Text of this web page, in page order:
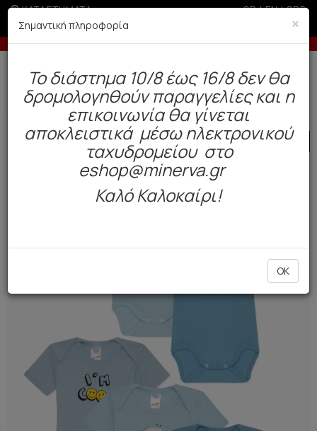
ΚΑΤΑΣΤΗΜΑΤΑ GR|EN|SRB
-10% σε παραγγελίες άνω των 200€
Δωρεάν αποστολή άνω των 49€. Παράδοση σε 3-5 εργάσιμες.
Παιδί Βρέφος Αγόρι Εσώρουχα
SALE
×
Σημαντική πληροφορία
To διάστημα 10/8 έως 16/8 δεν θα
δρομολογηθούν παραγγελίες και η
επικοινωνία θα γίνεται
αποκλειστικά μέσω ηλεκτρονικού
ταχυδρομείου στο
eshop@minerva.gr
Καλό Καλοκαίρι!
OK